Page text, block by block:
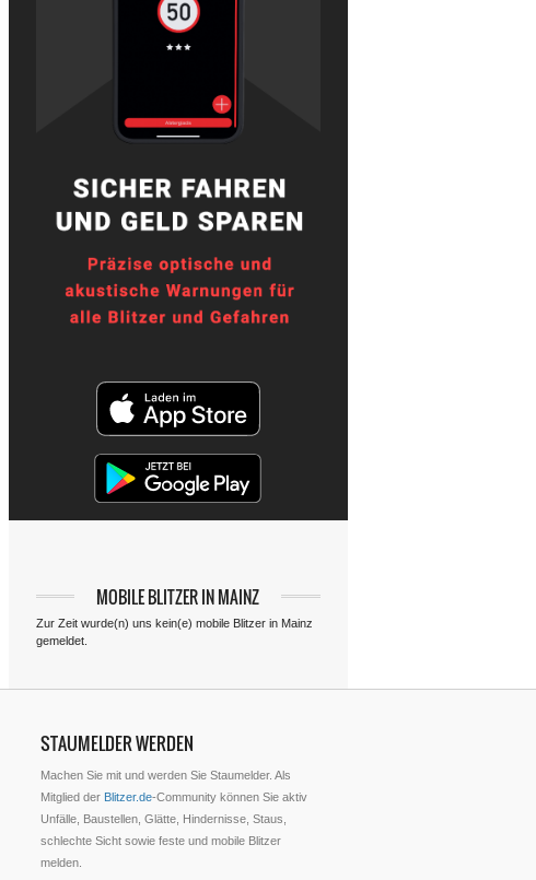
MOBILE BLITZER IN MAINZ
Zur Zeit wurde(n) uns kein(e) mobile Blitzer in Mainz
gemeldet.
STAUMELDER WERDEN
Machen Sie mit und werden Sie Staumelder. Als
Mitglied der Blitzer.de-Community können Sie aktiv
Unfälle, Baustellen, Glätte, Hindernisse, Staus,
schlechte Sicht sowie feste und mobile Blitzer
melden.